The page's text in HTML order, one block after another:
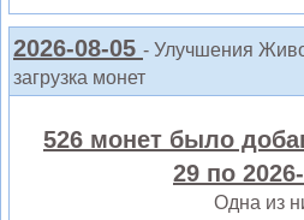
2026-08-05 - Улучшения
загрузка монет
526 монет было
29 по
Одна из